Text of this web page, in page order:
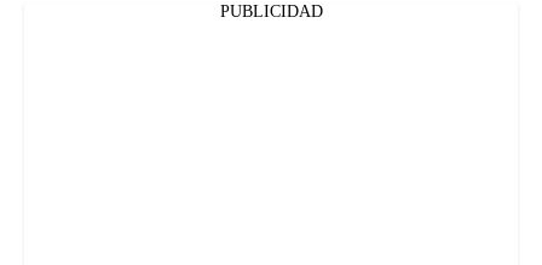
PUBLICIDAD